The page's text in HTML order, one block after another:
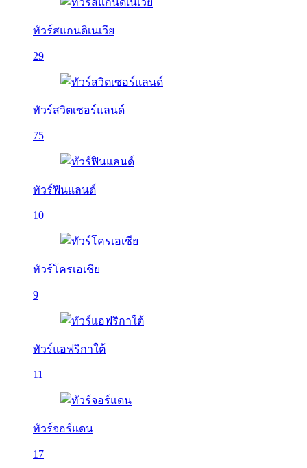
ทัวร์สแกนดิเนเวีย
29
ทัวร์สวิตเซอร์แลนด์
75
ทัวร์ฟินแลนด์
10
ทัวร์โครเอเชีย
9
ทัวร์แอฟริกาใต้
11
ทัวร์จอร์แดน
17